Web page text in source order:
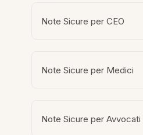
Note Sicure per CEO
Note Sicure per Medici
Note Sicure per Avvocati